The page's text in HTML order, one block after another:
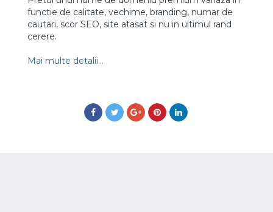
functie de calitate, vechime, branding, numar de
cautari, scor SEO, site atasat si nu in ultimul rand
cerere.
Mai multe detalii...